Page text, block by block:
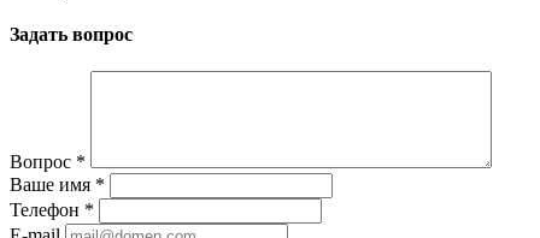
Задать вопрос
Вопрос *
Ваше имя *
Телефон *